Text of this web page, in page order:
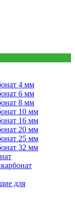
4 мм
6 мм
8 мм
10 мм
16 мм
20 мм
25 мм
32 мм
для